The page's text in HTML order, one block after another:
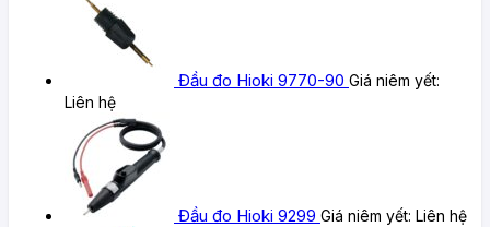
Đầu đo Hioki 9770-90 Giá niêm yết:
Liên hệ
Đầu đo Hioki 9299 Giá niêm yết: Liên hệ